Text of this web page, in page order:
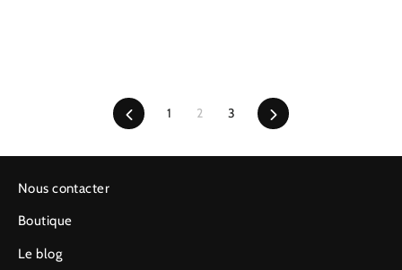
Précédent
1 2 3 Suivant
Nous contacter
Boutique
Le blog